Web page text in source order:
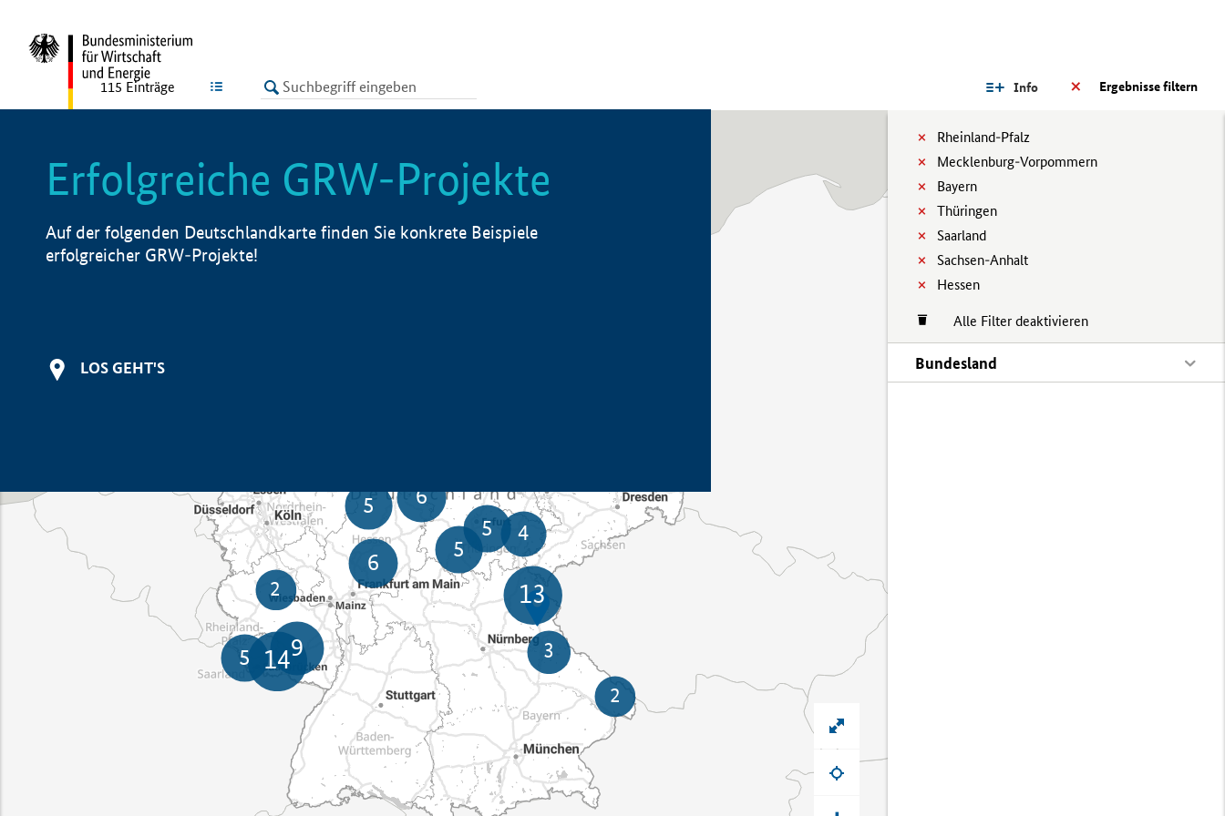
LISTE Ergebnisse filtern
Info
Rheinland-Pfalz
Mecklenburg-Vorpommern
Bayern
Thüringen
Saarland
Sachsen-Anhalt
Hessen
Alle Filter deaktivieren
Bundesland
115 Einträge
Erfolgreiche GRW-Projekte
Auf der folgenden Deutschlandkarte finden Sie konkrete Beispiele
erfolgreicher GRW-Projekte!
LOS GEHT'S